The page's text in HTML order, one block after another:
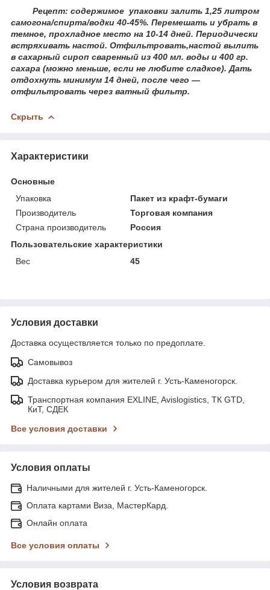
Рецепт: содержимое упаковки залить 1,25 литром
самогона/спирта/водки 40-45%. Перемешать и убрать в
темное, прохладное место на 10-14 дней. Периодически
встряхивать настой. Отфильтровать,настой вылить
в сахарный сироп сваренный из 400 мл. воды и 400 гр.
сахара (можно меньше, если не любите сладкое). Дать
отдохнуть минимум 14 дней, после чего —
отфильтровать через ватный фильтр.
Скрыть
Характеристики
Основные
Упаковка
Пакет из крафт-бумаги
Производитель
Торговая компания
Страна производитель
Россия
Пользовательские характеристики
Вес
45
Условия доставки
Доставка осуществляется только по предоплате.
Самовывоз
Доставка курьером для жителей г. Усть-Каменогорск.
Транспортная компания EXLINE, Avislogistics, ТК GTD,
КиТ, СДЕК
Все условия доставки
Условия оплаты
Наличными для жителей г. Усть-Каменогорск.
Оплата картами Виза, МастерКард.
Онлайн оплата
Все условия оплаты
Условия возврата